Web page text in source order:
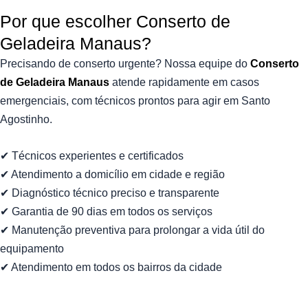
Por que escolher Conserto de
Geladeira Manaus?​
Precisando de conserto urgente? Nossa equipe do Conserto
de Geladeira Manaus atende rapidamente em casos
emergenciais, com técnicos prontos para agir em Santo
Agostinho.
✔ Técnicos experientes e certificados
✔ Atendimento a domicílio em cidade e região
✔ Diagnóstico técnico preciso e transparente
✔ Garantia de 90 dias em todos os serviços
✔ Manutenção preventiva para prolongar a vida útil do
equipamento
✔ Atendimento em todos os bairros da cidade